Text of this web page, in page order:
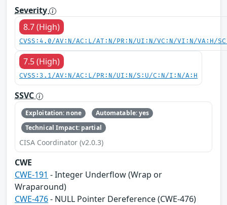
Severity
8.7 (High)
CVSS:4.0/AV:N/AC:L/AT:N/PR:N/UI:N/VC:N/VI:N/VA:H/
7.5 (High)
CVSS:3.1/AV:N/AC:L/PR:N/UI:N/S:U/C:N/I:N/A:H
SSVC
Exploitation: none
Automatable: yes
Technical Impact: partial
CISA Coordinator (v2.0.3)
CWE
CWE-191 - Integer Underflow (Wrap or
Wraparound)
CWE-476- NULL Pointer Dereference (CWE-476)